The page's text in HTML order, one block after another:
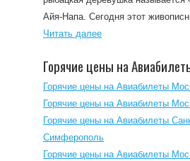
Айя-Напа. Сегодня этот
Читать далее
Горячие цены на
Горячие цены на Авиабилеты
Горячие цены на Авиабилеты
Горячие цены на Авиабилеты
Симферополь
Горячие цены на Авиабилеты